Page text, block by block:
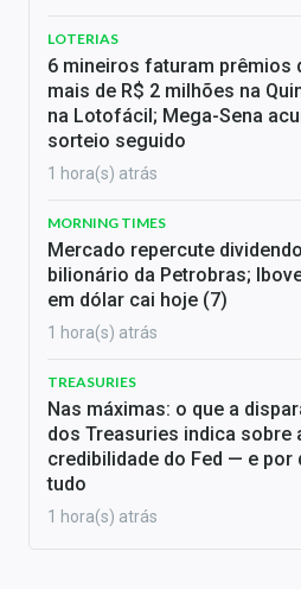
LOTERIAS
6 mineiros faturam prêmios
mais de R$ 2 milhões na
na Lotofácil; Mega-Sena
sorteio seguido
1 hora(s) atrás
MORNING TIMES
Mercado repercute dividendo
bilionário da Petrobras;
em dólar cai hoje (7)
1 hora(s) atrás
TREASURIES
Nas máximas: o que a
dos Treasuries indica sobre
credibilidade do Fed — e por
tudo
1 hora(s) atrás